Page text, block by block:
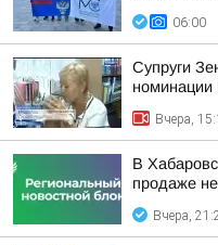
06:00
Супруги
номинации
Вчера,
В
продаже
Вчера,